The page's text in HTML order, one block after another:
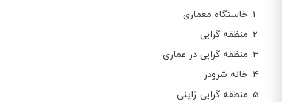
خاستگاه معماری
منظقه گرایی
منظقه گرایی در عماری
خانه شرودر
منطقه گرایی ژاپنی